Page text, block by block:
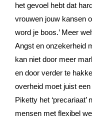
het gevoel hebt dat
vrouwen jouw kansen
word je boos.’ Meer
Angst en onzekerheid
kan niet door meer
en door verder te
overheid moet juist
Piketty het
mensen met flexibel